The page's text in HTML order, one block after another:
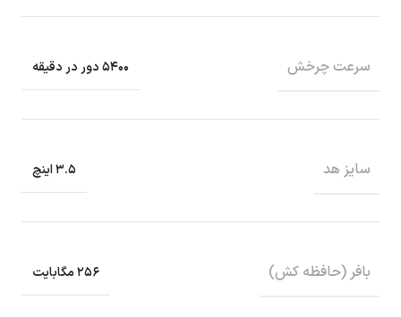
سرعت چرخش ۵۴۰۰ دور در دقیقه
سایز هد ۳.۵ اینچ
بافر (حافظه کش) ۲۵۶ مگابایت